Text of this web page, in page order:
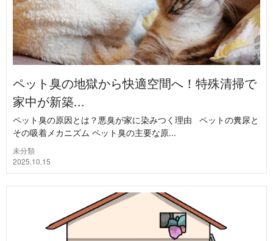
ペット臭の地獄から快適空間へ！特殊清掃で
家中が新築...
ペット臭の原因とは？悪臭が家に染みつく理由 ペットの糞尿と
その吸着メカニズム ペット臭の主要な原...
未分類
2025.10.15